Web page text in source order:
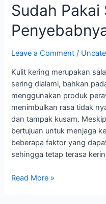
Sudah Pakai
Leave a Comment /
Kulit kering merupakan
sering dialami, bahkan
menggunakan produk
menimbulkan rasa tidak
dan tampak kusam.
bertujuan untuk menjaga
beberapa faktor yang
sehingga tetap terasa
Read More »